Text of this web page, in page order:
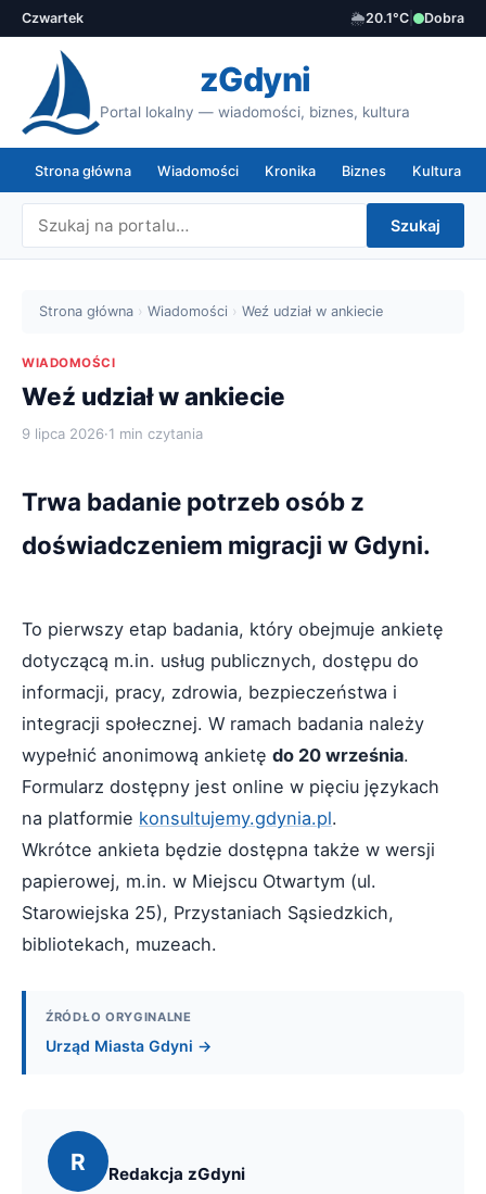
Czwartek 🌦️20.1°C Dobra
zGdyni
Portal lokalny — wiadomości, biznes, kultura
Strona główna Wiadomości Kronika Biznes Kultura
Szukaj
Strona główna › Wiadomości › Weź udział w ankiecie
WIADOMOŚCI
Weź udział w ankiecie
9 lipca 2026·1 min czytania
Trwa badanie potrzeb osób z
doświadczeniem migracji w Gdyni.
To pierwszy etap badania, który obejmuje ankietę
dotyczącą m.in. usług publicznych, dostępu do
informacji, pracy, zdrowia, bezpieczeństwa i
integracji społecznej. W ramach badania należy
wypełnić anonimową ankietę do 20 września.
Formularz dostępny jest online w pięciu językach
na platformie konsultujemy.gdynia.pl.
Wkrótce ankieta będzie dostępna także w wersji
papierowej, m.in. w Miejscu Otwartym (ul.
Starowiejska 25), Przystaniach Sąsiedzkich,
bibliotekach, muzeach.
ŹRÓDŁO ORYGINALNE
Urząd Miasta Gdyni →
R Redakcja zGdyni